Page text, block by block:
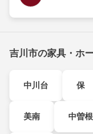
吉川市の家具・ホ
中川台 保
美南 中曽根